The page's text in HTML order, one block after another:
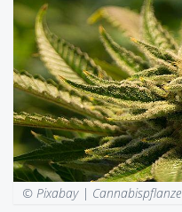
© Pixabay | Cannabispflanze